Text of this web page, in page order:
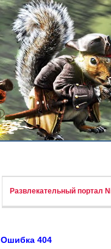
Развлекательный портал
Ошибка 404